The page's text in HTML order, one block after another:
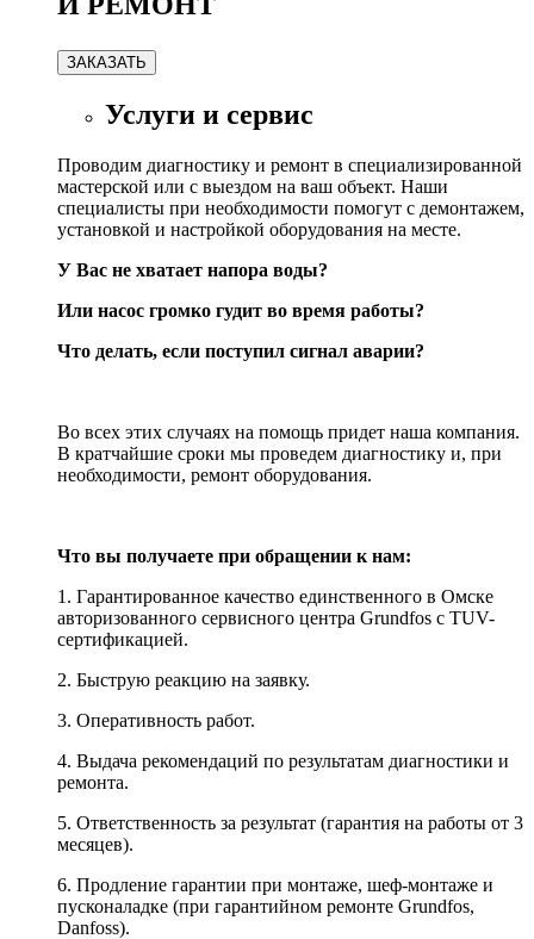
ЗАКАЗАТЬ
Услуги и сервис
Проводим диагностику и ремонт в специализированной
мастерской или с выездом на ваш объект. Наши
специалисты при необходимости помогут с демонтажем,
установкой и настройкой оборудования на месте.
У Вас не хватает напора воды?
Или насос громко гудит во время работы?
Что делать, если поступил сигнал аварии?
Во всех этих случаях на помощь придет наша компания.
В кратчайшие сроки мы проведем диагностику и, при
необходимости, ремонт оборудования.
Что вы получаете при обращении к нам:
1. Гарантированное качество единственного в Омске
авторизованного сервисного центра Grundfos с TUV-
сертификацией.
2. Быструю реакцию на заявку.
3. Оперативность работ.
4. Выдача рекомендаций по результатам диагностики и
ремонта.
5. Ответственность за результат (гарантия на работы от 3
месяцев).
6. Продление гарантии при монтаже, шеф-монтаже и
пусконаладке (при гарантийном ремонте Grundfos,
Danfoss).